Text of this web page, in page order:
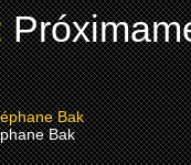
Bak